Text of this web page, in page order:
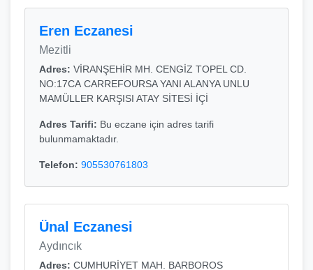
Eren Eczanesi
Mezitli
Adres: VİRANŞEHİR MH. CENGİZ TOPEL CD.
NO:17CA CARREFOURSA YANI ALANYA UNLU
MAMÜLLER KARŞISI ATAY SİTESİ İÇİ
Adres Tarifi: Bu eczane için adres tarifi
bulunmamaktadır.
Telefon: 905530761803
Ünal Eczanesi
Aydıncık
Adres: CUMHURİYET MAH. BARBOROS